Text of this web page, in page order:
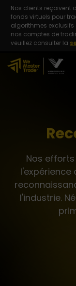
Nos clients reçoivent
fonds virtuels pour
algorithmes
nos comptes de
veuillez consulter la
Nos
l'industrie.